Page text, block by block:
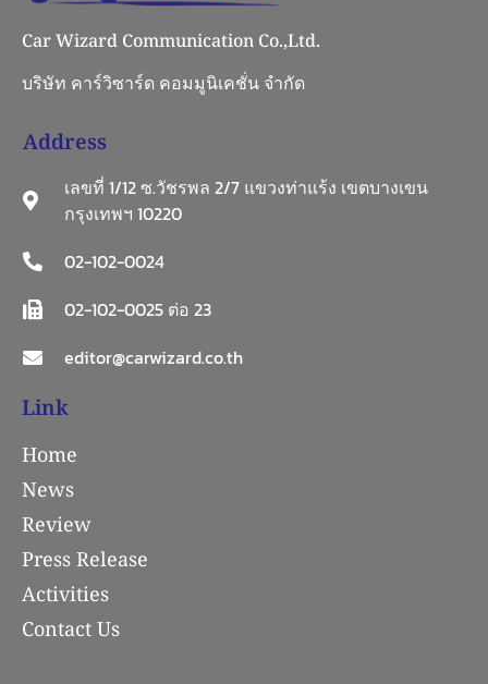
Car Wizard Communication Co.,Ltd.
บริษัท คาร์วิซาร์ด คอมมูนิเคชั่น จำกัด
Address
เลขที่ 1/12 ซ.วัชรพล 2/7 แขวงท่าแร้ง เขตบางเขน
กรุงเทพฯ 10220
02-102-0024
02-102-0025 ต่อ 23
editor@carwizard.co.th
Link
Home
News
Review
Press Release
Activities
Contact Us